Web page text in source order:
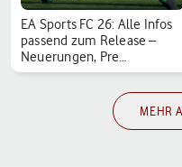
EA Sports FC 26: Alle Infos
passend zum Release –
Neuerungen, Pre…
MEHR